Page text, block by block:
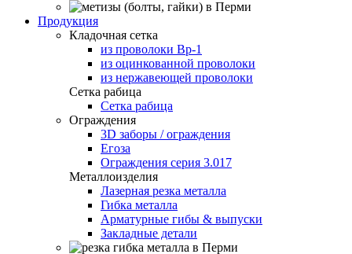
Продукция
Кладочная сетка
из проволоки Вр-1
из оцинкованной проволоки
из нержавеющей проволоки
Сетка рабица
Сетка рабица
Ограждения
3D заборы / ограждения
Егоза
Ограждения серия 3.017
Металлоизделия
Лазерная резка металла
Гибка металла
Арматурные гибы & выпуски
Закладные детали